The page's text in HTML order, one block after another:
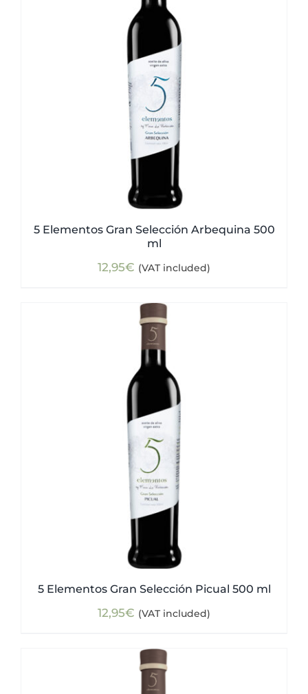
5 Elementos Gran Selección Arbequina 500
ml
12,95€ (VAT included)
5 Elementos Gran Selección Picual 500 ml
12,95€ (VAT included)